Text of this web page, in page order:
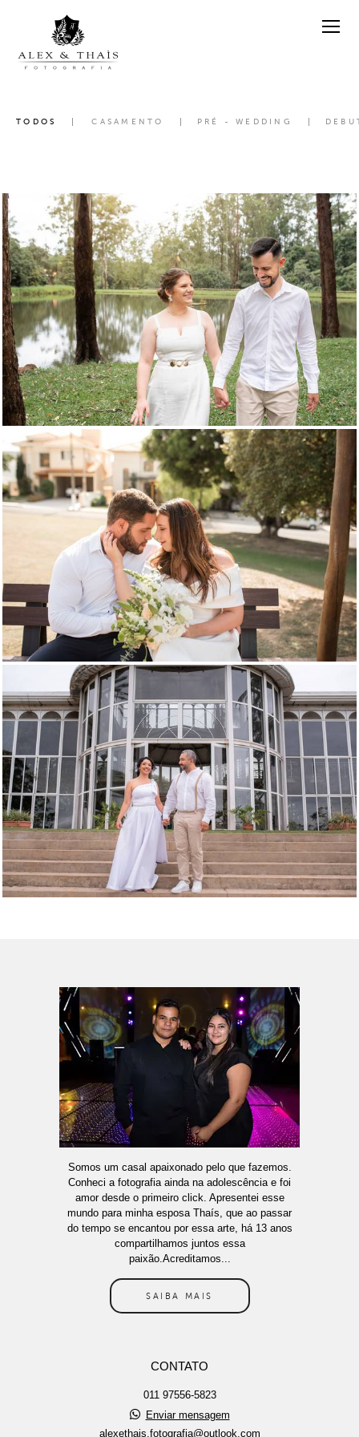
TODOS CASAMENTO PRÉ - WEDDING
Somos um casal apaixonado pelo que fazemos.
Conheci a fotografia ainda na adolescência e foi
amor desde o primeiro click. Apresentei esse
mundo para minha esposa Thaís, que ao passar
do tempo se encantou por essa arte, há 13 anos
compartilhamos juntos essa
paixão.Acreditamos...
SAIBA MAIS
CONTATO
011 97556-5823
Enviar mensagem
alexethais.fotografia@outlook.com